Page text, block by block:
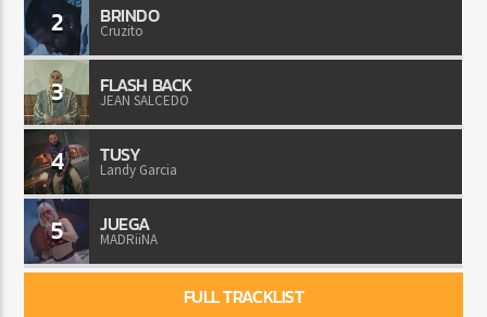
2 BRINDO
Cruzito
3 FLASH BACK
JEAN SALCEDO
4 TUSY
Landy Garcia
5 JUEGA
MADRiiNA
FULL TRACKLIST